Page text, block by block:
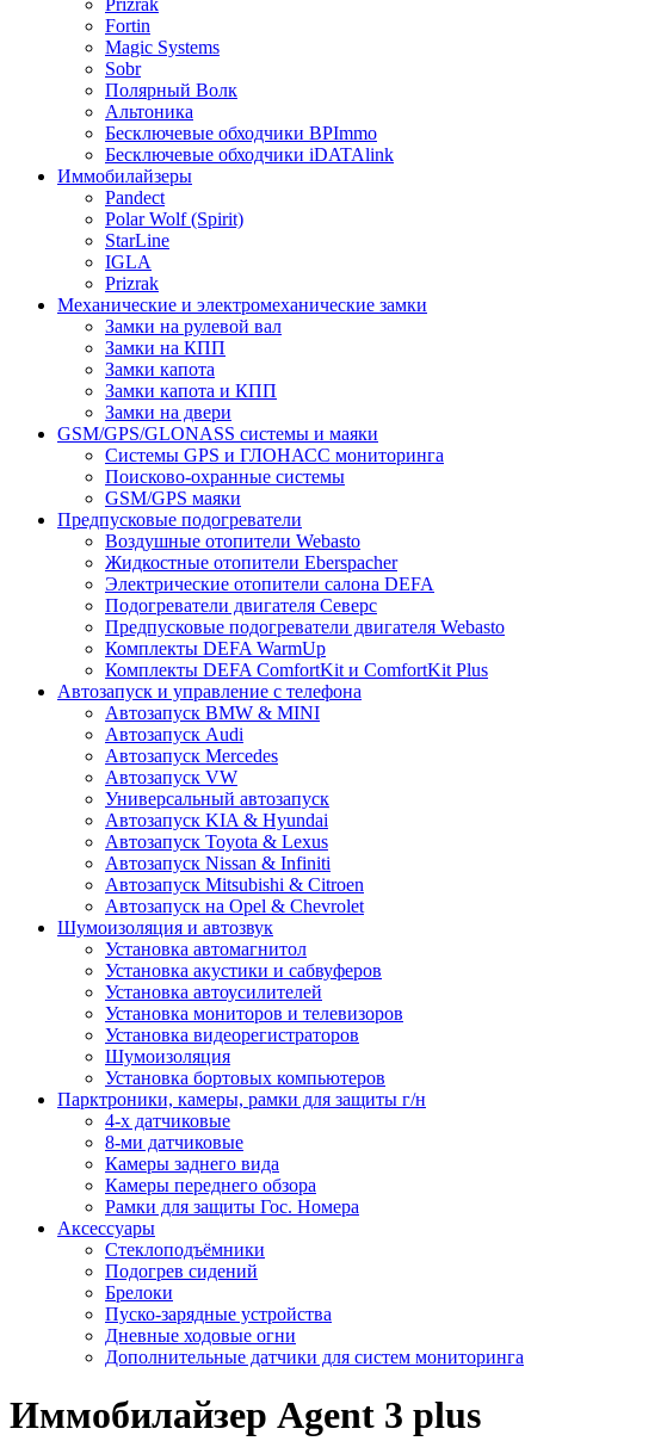
Fortin
Magic Systems
Sobr
Полярный Волк
Альтоника
Бесключевые обходчики BPImmo
Бесключевые обходчики iDATAlink
Иммобилайзеры
Pandect
Polar Wolf (Spirit)
StarLine
IGLA
Prizrak
Механические и электромеханические замки
Замки на рулевой вал
Замки на КПП
Замки капота
Замки капота и КПП
Замки на двери
GSM/GPS/GLONASS системы и маяки
Системы GPS и ГЛОНАСС мониторинга
Поисково-охранные системы
GSM/GPS маяки
Предпусковые подогреватели
Воздушные отопители Webasto
Жидкостные отопители Eberspacher
Электрические отопители салона DEFA
Подогреватели двигателя Северс
Предпусковые подогреватели двигателя Webasto
Комплекты DEFA WarmUp
Комплекты DEFA ComfortKit и ComfortKit Plus
Автозапуск и управление с телефона
Автозапуск BMW & MINI
Автозапуск Audi
Автозапуск Mercedes
Автозапуск VW
Универсальный автозапуск
Автозапуск KIA & Hyundai
Автозапуск Toyota & Lexus
Автозапуск Nissan & Infiniti
Автозапуск Mitsubishi & Citroen
Автозапуск на Opel & Chevrolet
Шумоизоляция и автозвук
Установка автомагнитол
Установка акустики и сабвуферов
Установка автоусилителей
Установка мониторов и телевизоров
Установка видеорегистраторов
Шумоизоляция
Установка бортовых компьютеров
Парктроники, камеры, рамки для защиты г/н
4-х датчиковые
8-ми датчиковые
Камеры заднего вида
Камеры переднего обзора
Рамки для защиты Гос. Номера
Аксессуары
Стеклоподъёмники
Подогрев сидений
Брелоки
Пуско-зарядные устройства
Дневные ходовые огни
Дополнительные датчики для систем мониторинга
Иммобилайзер Agent 3 plus